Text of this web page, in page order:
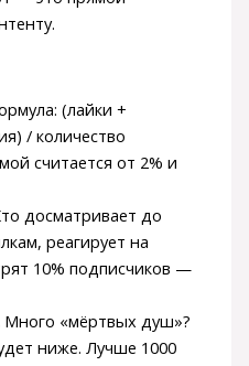
(лайки +
/ количество
считается от 2% и
досматривает до
реагирует на
10% подписчиков —
Много «мёртвых душ»?
ниже. Лучше 1000